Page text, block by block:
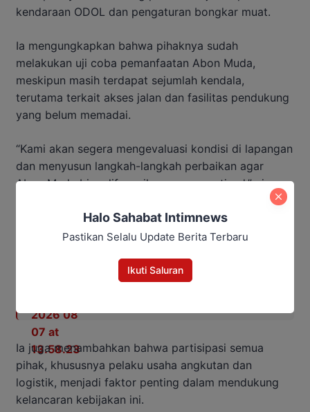
kendaraan ODOL dan pengaturan bongkar muat.
Ia mengungkapkan bahwa pihaknya sudah
melakukan uji coba pemanfaatan Abon Muda,
meskipun masih terdapat sejumlah kendala,
terutama terkait akses jalan dan fasilitas pendukung
yang belum memadai.
“Kami akan segera mengevaluasi kondisi di lapangan
dan menyusun langkah-langkah perbaikan agar
Abon Muda bisa difungsikan secara optimal,” ujar
Baca Juga:
Panitia Besar Porprov Xlll Kalteng
Diambil Alih Provinsi, Sekda Jadi
Ia juga menambahkan bahwa partisipasi semua
pihak, khususnya pelaku usaha angkutan dan
logistik, menjadi faktor penting dalam mendukung
kelancaran kebijakan ini.
Halo Sahabat Intimnews
Pastikan Selalu Update Berita Terbaru
Ikuti Saluran